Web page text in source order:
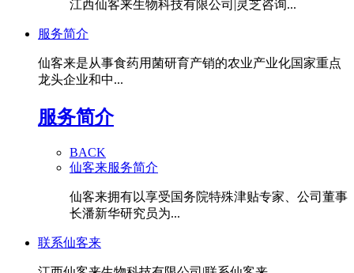
江西仙客来生物科技有限公司|灵芝咨询...
服务简介
仙客来是从事食药用菌研育产销的农业产业化国家重点
龙头企业和中...
服务简介
BACK
仙客来服务简介
仙客来拥有以享受国务院特殊津贴专家、公司董事
长潘新华研究员为...
联系仙客来